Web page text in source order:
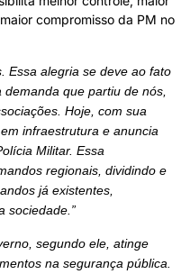
compromisso da PM no
Essa alegria se deve ao fato
que partiu de nós,
Hoje, com sua
infraestrutura e anuncia
Militar. Essa
regionais, dividindo e
já existentes,
sociedade.”
segundo ele, atinge
na segurança pública.